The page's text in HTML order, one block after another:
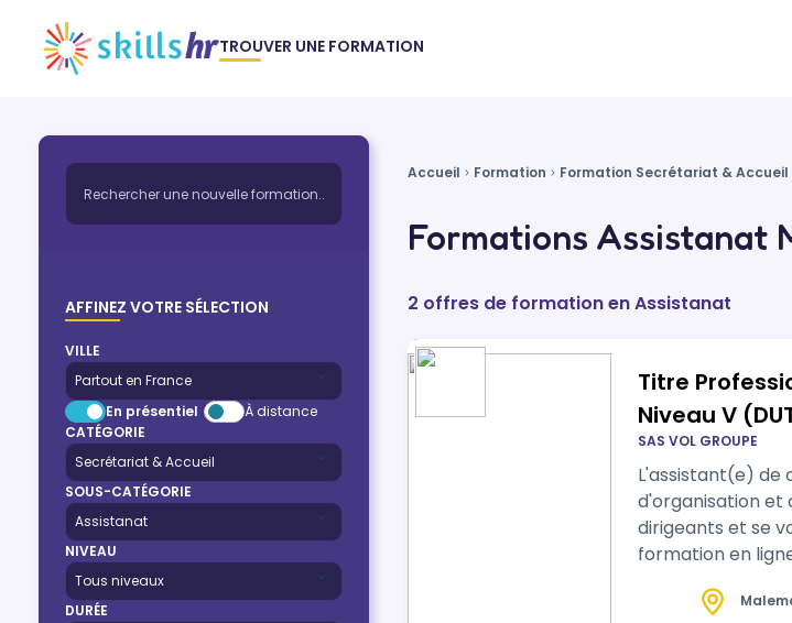
TROUVER UNE FORMATION
AFFINEZ VOTRE SÉLECTION
VILLE
En présentiel
À distance
CATÉGORIE
SOUS-CATÉGORIE
NIVEAU
DURÉE
Accueil Formation Formation Secrétariat & Accueil
Formations Assistanat
2 offres de formation en Assistanat
Titre
Niveau V
SAS VOL GROUPE
L'assistant(e) de
d'organisation et
dirigeants et se
formation en ligne Un dispositif d'accompagnement performant :
Vous suivez la